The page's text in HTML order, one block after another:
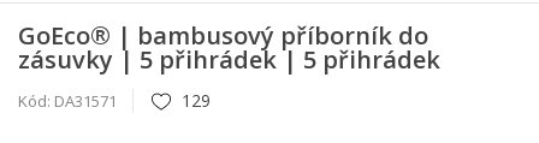
GoEco® | bambusový příborník do
zásuvky | 5 přihrádek | 5 přihrádek
Kód: DA31571 129